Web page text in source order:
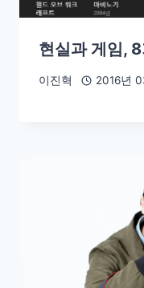
현실과 게임,
이진혁 2016년